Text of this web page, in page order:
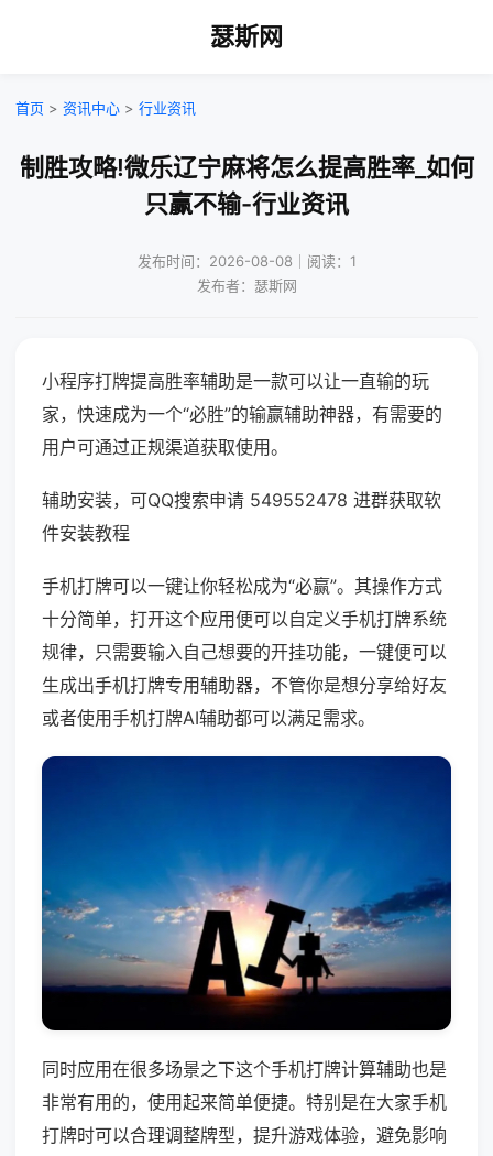
瑟斯网
首页 > 资讯中心 > 行业资讯
制胜攻略!微乐辽宁麻将怎么提高胜率_如何
只赢不输-行业资讯
发布时间：2026-08-08｜阅读：1
发布者：瑟斯网
小程序打牌提高胜率辅助是一款可以让一直输的玩
家，快速成为一个“必胜”的输赢辅助神器，有需要的
用户可通过正规渠道获取使用。
辅助安装，可QQ搜索申请 549552478 进群获取软
件安装教程
手机打牌可以一键让你轻松成为“必赢”。其操作方式
十分简单，打开这个应用便可以自定义手机打牌系统
规律，只需要输入自己想要的开挂功能，一键便可以
生成出手机打牌专用辅助器，不管你是想分享给好友
或者使用手机打牌AI辅助都可以满足需求。
同时应用在很多场景之下这个手机打牌计算辅助也是
非常有用的，使用起来简单便捷。特别是在大家手机
打牌时可以合理调整牌型，提升游戏体验，避免影响